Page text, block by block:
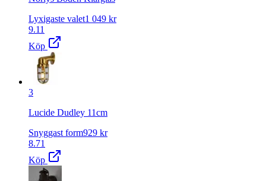
Lyxigaste valet1 049 kr
9.11
Köp
3
Lucide Dudley 11cm
Snyggast form929 kr
8.71
Köp